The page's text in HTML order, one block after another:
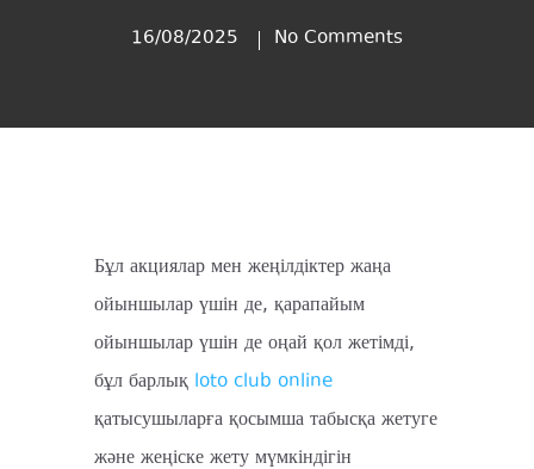
No Comments
Бұл акциялар мен жеңілдіктер жаңа
ойыншылар үшін де, қарапайым
ойыншылар үшін де оңай қол жетімді,
бұл барлық loto club online
қатысушыларға қосымша табысқа жетуге
және жеңіске жету мүмкіндігін